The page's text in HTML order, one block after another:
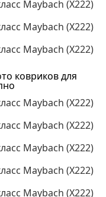
ковриков для